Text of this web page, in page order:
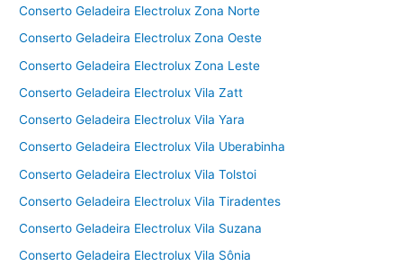
Conserto Geladeira Electrolux Zona Norte
Conserto Geladeira Electrolux Zona Oeste
Conserto Geladeira Electrolux Zona Leste
Conserto Geladeira Electrolux Vila Zatt
Conserto Geladeira Electrolux Vila Yara
Conserto Geladeira Electrolux Vila Uberabinha
Conserto Geladeira Electrolux Vila Tolstoi
Conserto Geladeira Electrolux Vila Tiradentes
Conserto Geladeira Electrolux Vila Suzana
Conserto Geladeira Electrolux Vila Sônia